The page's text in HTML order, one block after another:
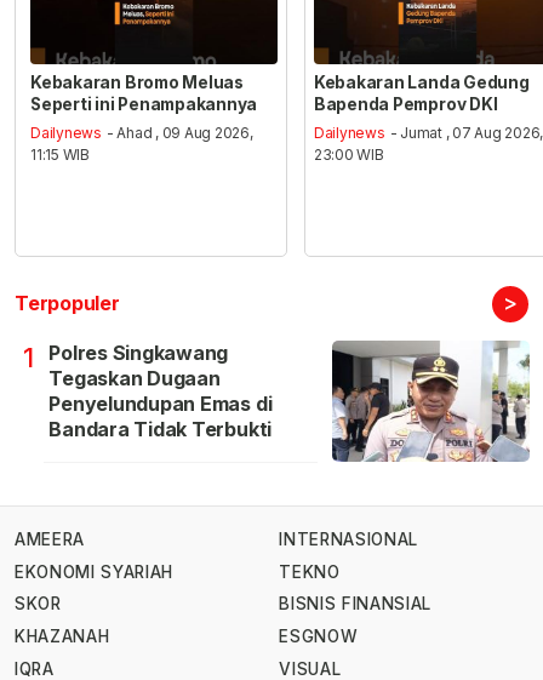
Kebakaran Bromo Meluas
Seperti ini Penampakannya
Dailynews - Ahad , 09 Aug 2026,
11:15 WIB
Kebakaran Landa Gedung
Bapenda Pemprov DKI
Dailynews - Jumat , 07 Aug 2026,
23:00 WIB
Terpopuler >
1
Polres Singkawang
Tegaskan Dugaan
Penyelundupan Emas di
Bandara Tidak Terbukti
AMEERA
EKONOMI SYARIAH
SKOR
KHAZANAH
IQRA
INTERNASIONAL
TEKNO
BISNIS FINANSIAL
ESGNOW
VISUAL